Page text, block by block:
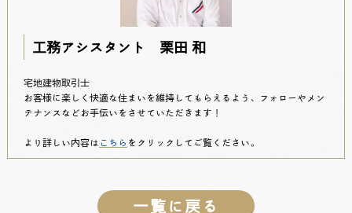
工務アシスタント 栗田 和
宅地建物取引士
お客様に楽しく快適な住まいを維持してもらえるよう、フォローやメン
テナンスなどお手伝いをさせていただきます！
より詳しい内容は こちら をクリックしてご覧ください。
一覧に戻る